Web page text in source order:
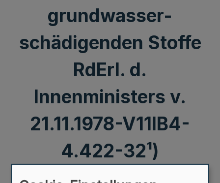
grundwasser-
schädigenden Stoffe
RdErl. d.
Innenministers v.
21.11.1978-V11IB4-
4.422-32¹)
Mehr